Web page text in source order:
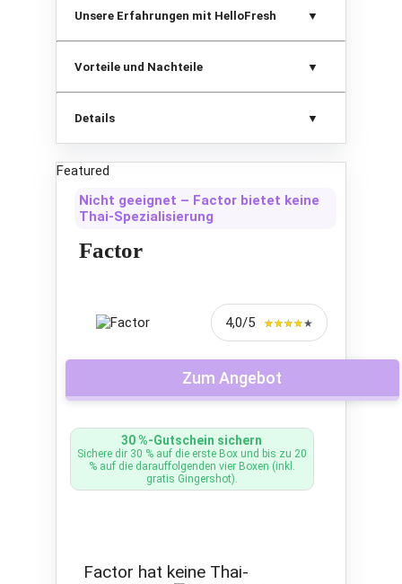
spezialisiert hat. Du erhältst
alle notwendigen Lebensmittel
inklusive detaillierter
besticht durch eine große
Vielfalt an Rezepten, die auf
unterschiedliche
zugeschnitten sind. Die
Zutaten punkten durch ihre
Frische und Qualität und der
Anleitungen einfach. Flexibilität
zeigt HelloFresh durch die
Lieferpausen oder
Abowechseln via App. Zudem
Verpackungen gelegt, die die
Umwelt schonen sollen. Im
Sortiment finden sich diverse
thailändische Rezepte, die von
Risotto reichen.
Unsere Erfahrungen mit HelloFresh
Vorteile und Nachteile
Details
Featured
Nicht geeignet – Factor bietet keine
Thai-Spezialisierung
Factor
4,0/5 ★★★★★
★★★★★
Zum Angebot
30 %-Gutschein sichern
Sichere dir 30 % auf die erste Box und bis zu 20
% auf die darauffolgenden vier Boxen (inkl.
gratis Gingershot).
Factor hat keine Thai-